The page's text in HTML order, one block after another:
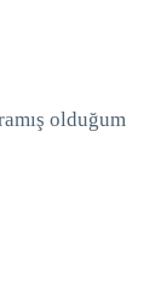
olduğum